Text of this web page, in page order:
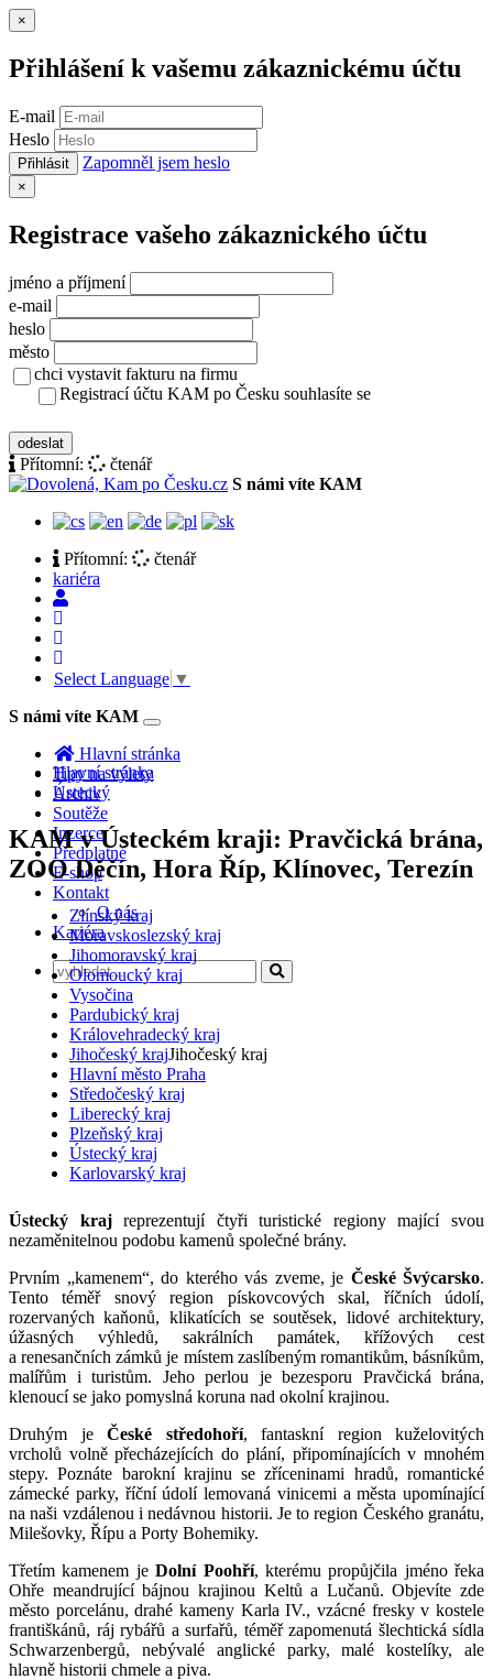
×
Přihlášení k vašemu zákaznickému účtu
E-mail
Heslo
Přihlásit Zapomněl jsem heslo
×
Registrace vašeho zákaznického účtu
jméno a příjmení
e-mail
heslo
město
chci vystavit fakturu na firmu
Registrací účtu KAM po Česku souhlasíte se
odeslat
Přítomní:
čtenář
S námi víte KAM
Přítomní:
čtenář
kariéra
Select Language ▼
S námi víte KAM
Toggle
navigation
Hlavní stránka
Tipy na výlety
Archiv
Soutěže
Inzerce
Předplatné
E-shop
Kontakt
O nás
Kariéra
Hlavní stránka
Ústecký
KAM v Ústeckém kraji: Pravčická brána,
ZOO Děčín, Hora Říp, Klínovec, Terezín
Zlínský kraj
Moravskoslezský kraj
Jihomoravský kraj
Olomoucký kraj
Vysočina
Pardubický kraj
Královehradecký kraj
Jihočeský krajJihočeský kraj
Hlavní město Praha
Středočeský kraj
Liberecký kraj
Plzeňský kraj
Ústecký kraj
Karlovarský kraj
Ústecký krajreprezentují čtyři turistické regiony mající svou
nezaměnitelnou podobu kamenů společné brány.
Prvním „kamenem“, do kterého vás zveme, je České Švýcarsko.
Tento téměř snový region pískovcových skal, říčních údolí,
rozervaných kaňonů, klikatících se soutěsek, lidové architektury,
úžasných výhledů, sakrálních památek, křížových cest
a renesančních zámků je místem zaslíbeným romantikům, básníkům,
malířům i turistům. Jeho perlou je bezesporu Pravčická brána,
klenoucí se jako pomyslná koruna nad okolní krajinou.
Druhým je České středohoří, fantaskní region kuželovitých
vrcholů volně přecházejících do plání, připomínajících v mnohém
stepy. Poznáte barokní krajinu se zříceninami hradů, romantické
zámecké parky, říční údolí lemovaná vinicemi a města upomínající
na naši vzdálenou i nedávnou historii. Je to region Českého granátu,
Milešovky, Řípu a Porty Bohemiky.
Třetím kamenem jeDolní Poohří, kterému propůjčila jméno řeka
Ohře meandrující bájnou krajinou Keltů a Lučanů. Objevíte zde
město porcelánu, drahé kameny Karla IV., vzácné fresky v kostele
františkánů, ráj rybářů a surfařů, téměř zapomenutá šlechtická sídla
Schwarzenbergů, nebývalé anglické parky, malé kostelíky, ale
hlavně historii chmele a piva.